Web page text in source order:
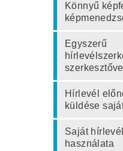
Könnyű
Egyszerű
szerkesztővel
Hírlevél
küldése
Saját
használata